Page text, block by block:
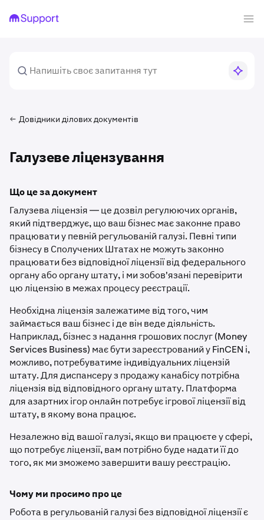
Довідники ділових документів
Галузеве ліцензування
Що це за документ
Галузева ліцензія — це дозвіл регулюючих органів,
який підтверджує, що ваш бізнес має законне право
працювати у певній регульованій галузі. Певні типи
бізнесу в Сполучених Штатах не можуть законно
працювати без відповідної ліцензії від федерального
органу або органу штату, і ми зобов'язані перевірити
цю ліцензію в межах процесу реєстрації.
Необхідна ліцензія залежатиме від того, чим
займається ваш бізнес і де він веде діяльність.
Наприклад, бізнес з надання грошових послуг (Money
Services Business) має бути зареєстрований у FinCEN і,
можливо, потребуватиме індивідуальних ліцензій
штату. Для диспансеру з продажу канабісу потрібна
ліцензія від відповідного органу штату. Платформа
для азартних ігор онлайн потребує ігрової ліцензії від
штату, в якому вона працює.
Незалежно від вашої галузі, якщо ви працюєте у сфері,
що потребує ліцензії, вам потрібно буде надати її до
того, як ми зможемо завершити вашу реєстрацію.
Чому ми просимо про це
Робота в регульованій галузі без відповідної ліцензії є